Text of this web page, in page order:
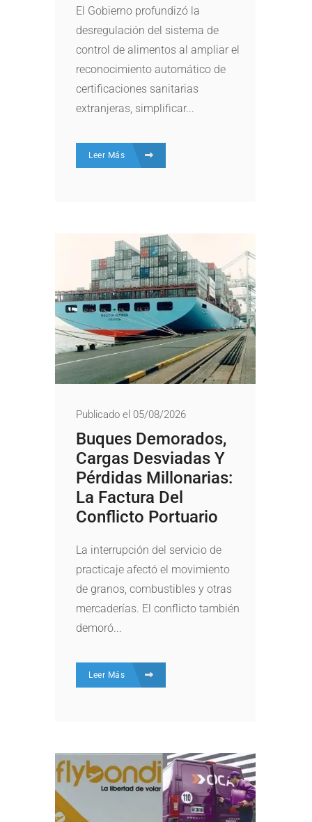
El Gobierno profundizó la
desregulación del sistema de
control de alimentos al ampliar el
reconocimiento automático de
certificaciones sanitarias
extranjeras, simplificar...
Leer Más
Publicado el 05/08/2026
Buques Demorados,
Cargas Desviadas Y
Pérdidas Millonarias:
La Factura Del
Conflicto Portuario
La interrupción del servicio de
practicaje afectó el movimiento
de granos, combustibles y otras
mercaderías. El conflicto también
demoró...
Leer Más